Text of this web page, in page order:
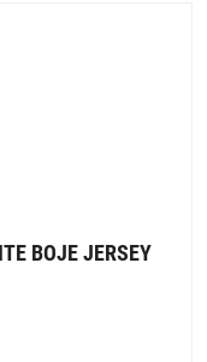
BOJE JERSEY